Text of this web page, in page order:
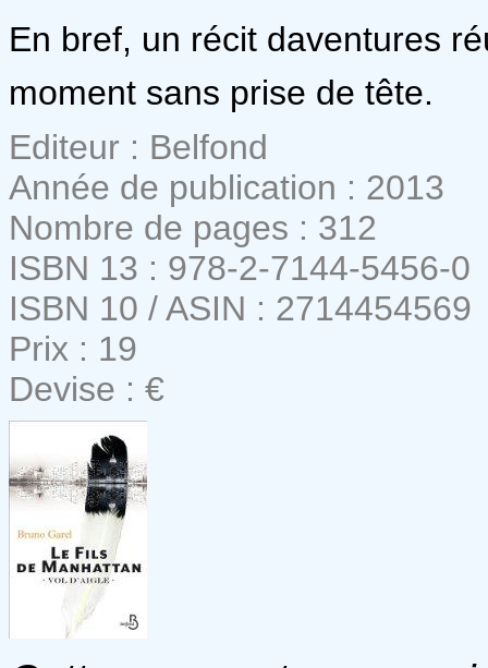
En bref, un récit daventures
moment sans prise de tête.
Editeur : Belfond
Année de publication : 2013
Nombre de pages : 312
ISBN 13 : 978-2-7144-5456-0
ISBN 10 / ASIN : 2714454569
Prix : 19
Devise : €